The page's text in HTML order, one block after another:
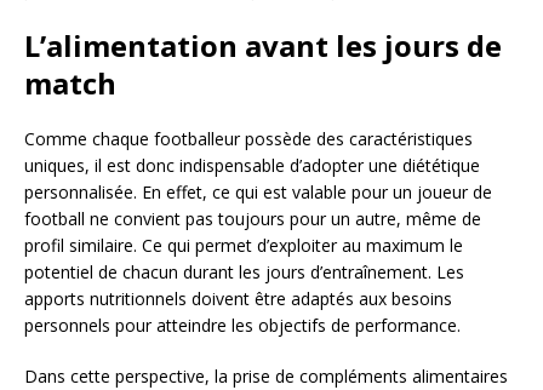
L’alimentation avant les jours de
match
Comme chaque footballeur possède des caractéristiques
uniques, il est donc indispensable d’adopter une diététique
personnalisée. En effet, ce qui est valable pour un joueur de
football ne convient pas toujours pour un autre, même de
profil similaire. Ce qui permet d’exploiter au maximum le
potentiel de chacun durant les jours d’entraînement. Les
apports nutritionnels doivent être adaptés aux besoins
personnels pour atteindre les objectifs de performance.
Dans cette perspective, la prise de compléments alimentaires